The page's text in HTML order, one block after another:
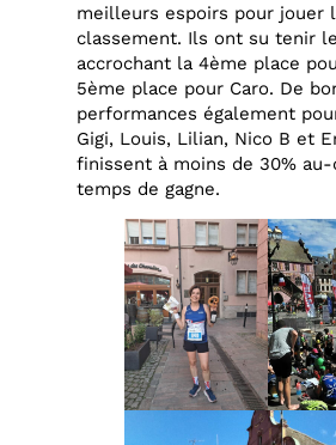
meilleurs espoirs pour jouer
classement. Ils ont su tenir
accrochant la 4ème place
5ème place pour Caro. De
performances également
Gigi, Louis, Lilian, Nico B et
finissent à moins de 30% au-
temps de gagne.